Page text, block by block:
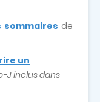
sommaires de
un
J inclus dans